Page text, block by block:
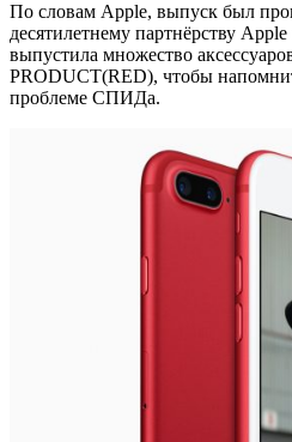
По словам Apple, выпуск был
десятилетнему партнёрству
выпустила множество
PRODUCT(RED), чтобы
проблеме СПИДа.